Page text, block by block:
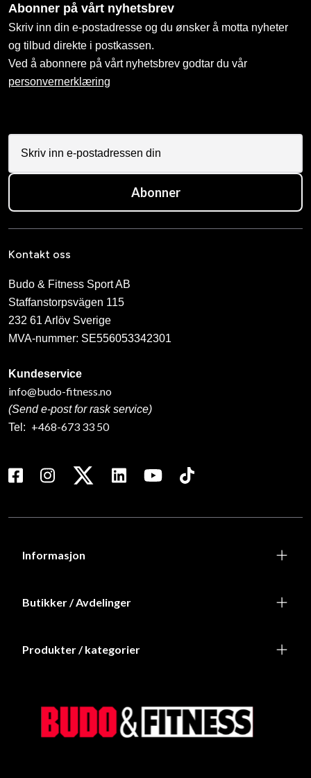
Abonner på vårt nyhetsbrev
Skriv inn din e-postadresse og du ønsker å motta nyheter
og tilbud direkte i postkassen.
Ved å abonnere på vårt nyhetsbrev godtar du vår
personvernerklæring
Abonner
Kontakt oss
Budo & Fitness Sport AB
Staffanstorpsvägen 115
232 61 Arlöv Sverige
MVA-nummer: SE556053342301
Kundeservice
info@budo-fitness.no
(Send e-post for rask service)
Tel: +468-673 33 50
Informasjon
Butikker / Avdelinger
Produkter / kategorier